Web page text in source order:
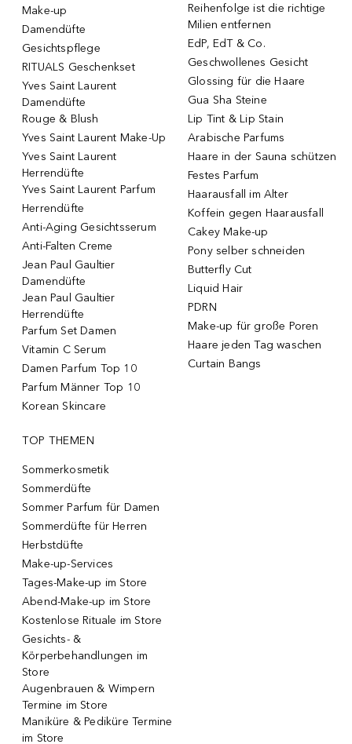
Make-up
Damendüfte
Gesichtspflege
RITUALS Geschenkset
Yves Saint Laurent
Damendüfte
Rouge & Blush
Yves Saint Laurent Make-Up
Yves Saint Laurent
Herrendüfte
Yves Saint Laurent Parfum
Herrendüfte
Anti-Aging Gesichtsserum
Anti-Falten Creme
Jean Paul Gaultier
Damendüfte
Jean Paul Gaultier
Herrendüfte
Parfum Set Damen
Vitamin C Serum
Damen Parfum Top 10
Parfum Männer Top 10
Korean Skincare
Reihenfolge ist die richtige
Milien entfernen
EdP, EdT & Co.
Geschwollenes Gesicht
Glossing für die Haare
Gua Sha Steine
Lip Tint & Lip Stain
Arabische Parfums
Haare in der Sauna schützen
Festes Parfum
Haarausfall im Alter
Koffein gegen Haarausfall
Cakey Make-up
Pony selber schneiden
Butterfly Cut
Liquid Hair
PDRN
Make-up für große Poren
Haare jeden Tag waschen
Curtain Bangs
TOP THEMEN
Sommerkosmetik
Sommerdüfte
Sommer Parfum für Damen
Sommerdüfte für Herren
Herbstdüfte
Make-up-Services
Tages-Make-up im Store
Abend-Make-up im Store
Kostenlose Rituale im Store
Gesichts- &
Körperbehandlungen im
Store
Augenbrauen & Wimpern
Termine im Store
Maniküre & Pediküre Termine
im Store